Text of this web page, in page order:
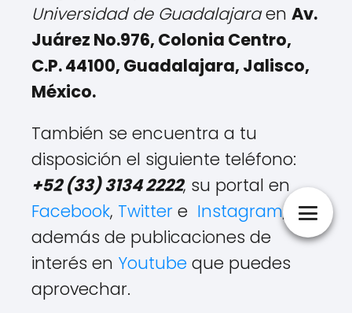
Universidad de Guadalajaraen Av.
Juárez No.976, Colonia Centro,
C.P. 44100, Guadalajara, Jalisco,
México.
También se encuentra a tu
disposición el siguiente teléfono:
+52 (33) 3134 2222, su portal en
Facebook, Twitter e Instagram,
además de publicaciones de
interés en Youtube que puedes
aprovechar.